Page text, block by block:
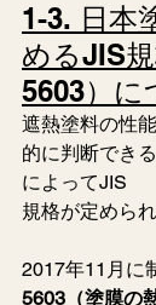
1-3. 日本
めるJIS
5603）に
遮熱塗料の性
的に判断でき
によってJIS
規格が定めら
2017年11月に
5603（塗膜の